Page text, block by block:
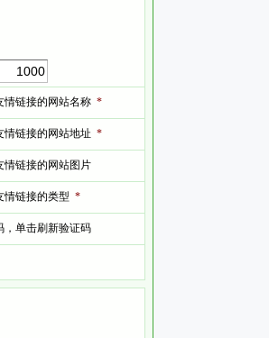
情链接的网站名称 *
情链接的网站地址 *
情链接的网站图片
情链接的类型 *
，单击刷新验证码